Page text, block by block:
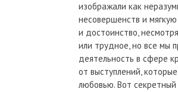
изображали как
несовершенств и
и достоинство,
или трудное, но все мы
деятельность в сфере
от выступлений,
любовью. Вот секретный